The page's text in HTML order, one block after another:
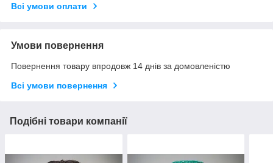
Всі умови оплати
Умови повернення
Повернення товару впродовж 14 днів за домовленістю
Всі умови повернення
Подібні товари компанії